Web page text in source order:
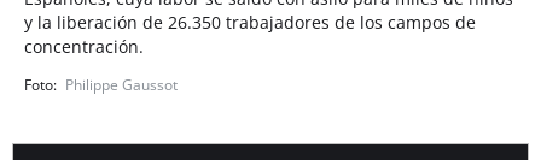
y la liberación de 26.350 trabajadores de los campos de
concentración.
Philippe Gaussot